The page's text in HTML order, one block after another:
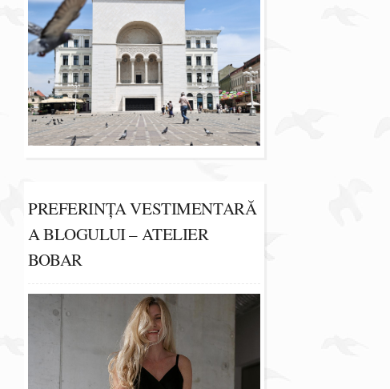
PREFERINȚA VESTIMENTARĂ
A BLOGULUI – ATELIER
BOBAR